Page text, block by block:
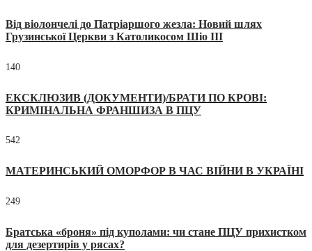
Від віолончелі до Патріаршого жезла: Новий шлях
Грузинської Церкви з Католикосом Шіо III
140
ЕКСКЛЮЗИВ (ДОКУМЕНТИ)/БРАТИ ПО КРОВІ:
КРИМІНАЛЬНА ФРАНШИЗА В ПЦУ
542
МАТЕРИНСЬКИЙ ОМОРФОР В ЧАС ВІЙНИ В УКРАЇНІ
249
Братська «броня» під куполами: чи стане ПЦУ прихистком
для дезертирів у рясах?